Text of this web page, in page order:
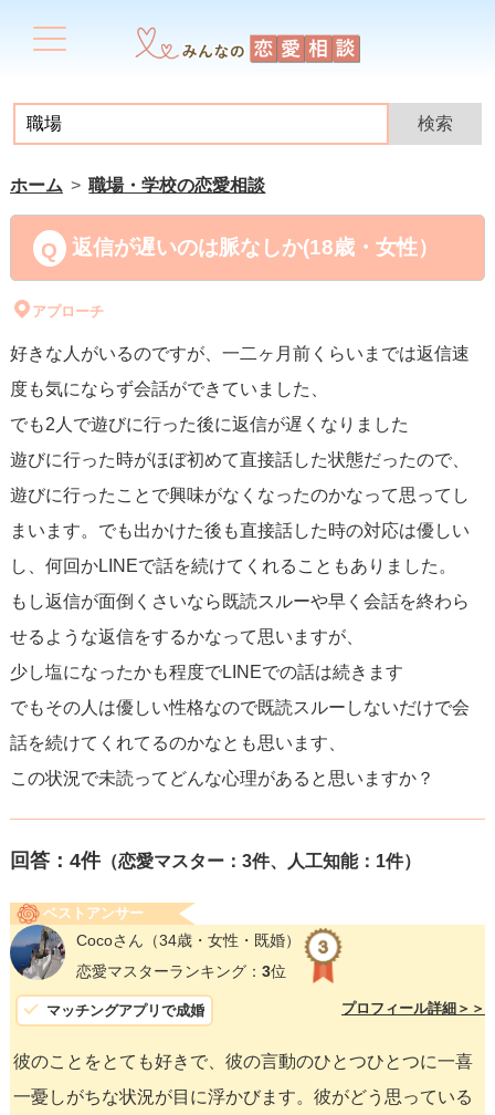
ホーム 職場・学校の恋愛相談
返信が遅いのは脈なしか(18歳・女性）
アプローチ
好きな人がいるのですが、一二ヶ月前くらいまでは返信速
度も気にならず会話ができていました、
でも2人で遊びに行った後に返信が遅くなりました
遊びに行った時がほぼ初めて直接話した状態だったので、
遊びに行ったことで興味がなくなったのかなって思ってし
まいます。でも出かけた後も直接話した時の対応は優しい
し、何回かLINEで話を続けてくれることもありました。
もし返信が面倒くさいなら既読スルーや早く会話を終わら
せるような返信をするかなって思いますが、
少し塩になったかも程度でLINEでの話は続きます
でもその人は優しい性格なので既読スルーしないだけで会
話を続けてくれてるのかなとも思います、
この状況で未読ってどんな心理があると思いますか？
回答： 4件（恋愛マスター：3件、人工知能：1件）
ベストアンサー
Cocoさん （34歳・女性・既婚）
恋愛マスターランキング： 3位
マッチングアプリで成婚 プロフィール詳細＞＞
彼のことをとても好きで、彼の言動のひとつひとつに一喜
一憂しがちな状況が目に浮かびます。彼がどう思っている